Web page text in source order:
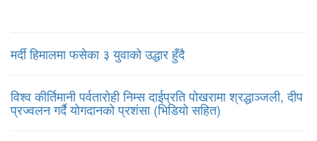
मर्दी हिमालमा फसेका ३ युवाको उद्धार हुँदै
विश्व कीर्तिमानी पर्वतारोही निम्स दाईप्रति पोखरामा श्रद्धाञ्जली, दीप
प्रज्वलन गर्दै योगदानको प्रशंसा (भिडियो सहित)